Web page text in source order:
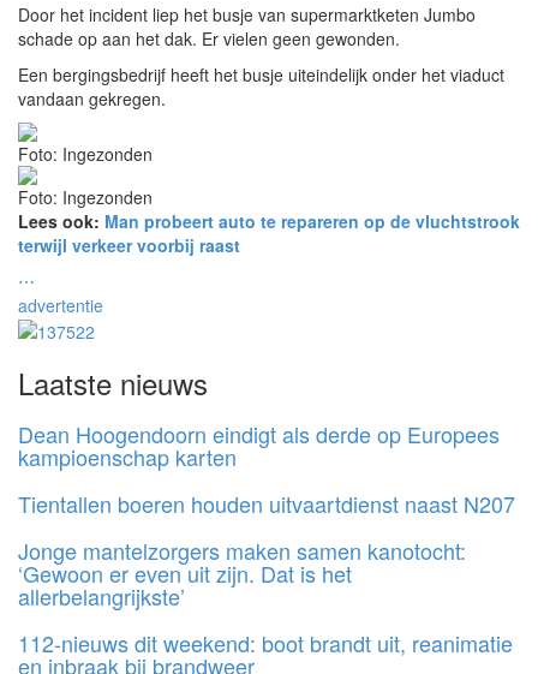
Door het incident liep het busje van supermarktketen Jumbo
schade op aan het dak. Er vielen geen gewonden.
Een bergingsbedrijf heeft het busje uiteindelijk onder het viaduct
vandaan gekregen.
Foto: Ingezonden
Foto: Ingezonden
Lees ook: Man probeert auto te repareren op de vluchtstrook
terwijl verkeer voorbij raast
⋯
advertentie
Laatste nieuws
Dean Hoogendoorn eindigt als derde op Europees
kampioenschap karten
Tientallen boeren houden uitvaartdienst naast N207
Jonge mantelzorgers maken samen kanotocht:
‘Gewoon er even uit zijn. Dat is het
allerbelangrijkste’
112-nieuws dit weekend: boot brandt uit, reanimatie
en inbraak bij brandweer